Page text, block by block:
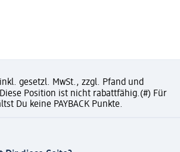
gesetzl. MwSt., zzgl. Pfand und
Position ist nicht rabattfähig.(#) Für
Du keine PAYBACK Punkte.